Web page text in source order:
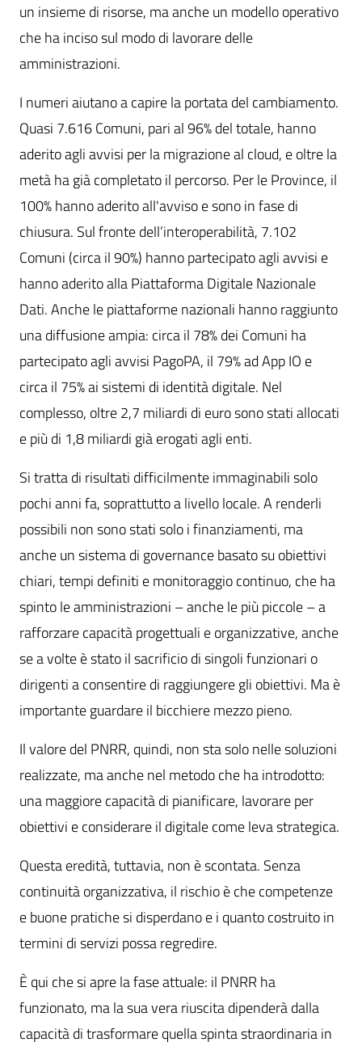
un insieme di risorse, ma anche un modello operativo
che ha inciso sul modo di lavorare delle
amministrazioni.
I numeri aiutano a capire la portata del cambiamento.
Quasi 7.616 Comuni, pari al 96% del totale, hanno
aderito agli avvisi per la migrazione al cloud, e oltre la
metà ha già completato il percorso. Per le Province, il
100% hanno aderito all'avviso e sono in fase di
chiusura. Sul fronte dell’interoperabilità, 7.102
Comuni (circa il 90%) hanno partecipato agli avvisi e
hanno aderito alla Piattaforma Digitale Nazionale
Dati. Anche le piattaforme nazionali hanno raggiunto
una diffusione ampia: circa il 78% dei Comuni ha
partecipato agli avvisi PagoPA, il 79% ad App IO e
circa il 75% ai sistemi di identità digitale. Nel
complesso, oltre 2,7 miliardi di euro sono stati allocati
e più di 1,8 miliardi già erogati agli enti.
Si tratta di risultati difficilmente immaginabili solo
pochi anni fa, soprattutto a livello locale. A renderli
possibili non sono stati solo i finanziamenti, ma
anche un sistema di governance basato su obiettivi
chiari, tempi definiti e monitoraggio continuo, che ha
spinto le amministrazioni – anche le più piccole – a
rafforzare capacità progettuali e organizzative, anche
se a volte è stato il sacrificio di singoli funzionari o
dirigenti a consentire di raggiungere gli obiettivi. Ma è
importante guardare il bicchiere mezzo pieno.
Il valore del PNRR, quindi, non sta solo nelle soluzioni
realizzate, ma anche nel metodo che ha introdotto:
una maggiore capacità di pianificare, lavorare per
obiettivi e considerare il digitale come leva strategica.
Questa eredità, tuttavia, non è scontata. Senza
continuità organizzativa, il rischio è che competenze
e buone pratiche si disperdano e i quanto costruito in
termini di servizi possa regredire.
È qui che si apre la fase attuale: il PNRR ha
funzionato, ma la sua vera riuscita dipenderà dalla
capacità di trasformare quella spinta straordinaria in